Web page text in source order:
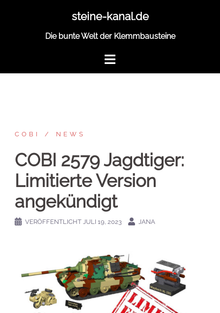
steine-kanal.de
Die bunte Welt der Klemmbausteine
COBI NEWS
COBI 2579 Jagdtiger:
Limitierte Version
angekündigt
VERÖFFENTLICHT JULI 19, 2023 JANA